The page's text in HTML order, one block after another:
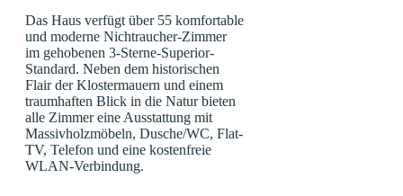
Das Haus verfügt über 55 komfortable
und moderne Nichtraucher-Zimmer
im gehobenen 3-Sterne-Superior-
Standard. Neben dem historischen
Flair der Klostermauern und einem
traumhaften Blick in die Natur bieten
alle Zimmer eine Ausstattung mit
Massivholzmöbeln, Dusche/WC, Flat-
TV, Telefon und eine kostenfreie
WLAN-Verbindung.